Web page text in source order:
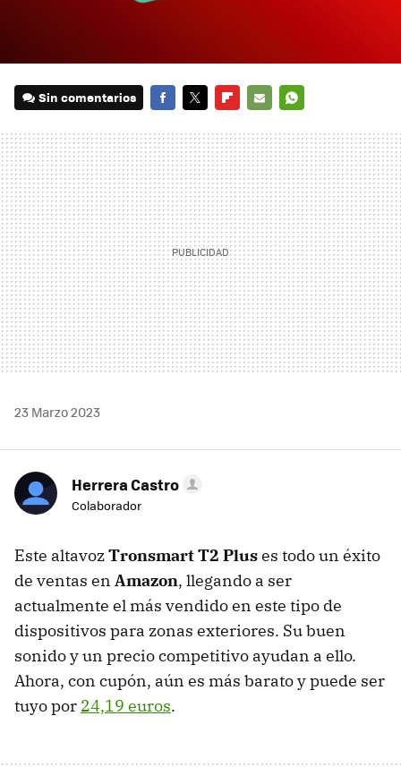
Sin comentarios
MAIL
23 Marzo 2023
Herrera Castro
Colaborador
Este altavozTronsmart T2 Pluses todo un éxito
de ventas en Amazon, llegando a ser
actualmente el más vendido en este tipo de
dispositivos para zonas exteriores. Su buen
sonido y un precio competitivo ayudan a ello.
Ahora, con cupón, aún es más barato y puede ser
tuyo por 24,19 euros.